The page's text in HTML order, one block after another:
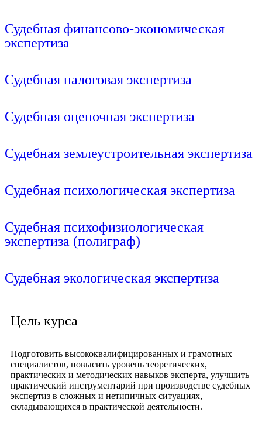
Судебная финансово-экономическая
экспертиза
Судебная налоговая экспертиза
Судебная оценочная экспертиза
Судебная землеустроительная экспертиза
Судебная психологическая экспертиза
Судебная психофизиологическая
экспертиза (полиграф)
Судебная экологическая экспертиза
Цель курса
Подготовить высококвалифицированных и грамотных
специалистов, повысить уровень теоретических,
практических и методических навыков эксперта, улучшить
практический инструментарий при производстве судебных
экспертиз в сложных и нетипичных ситуациях,
складывающихся в практической деятельности.